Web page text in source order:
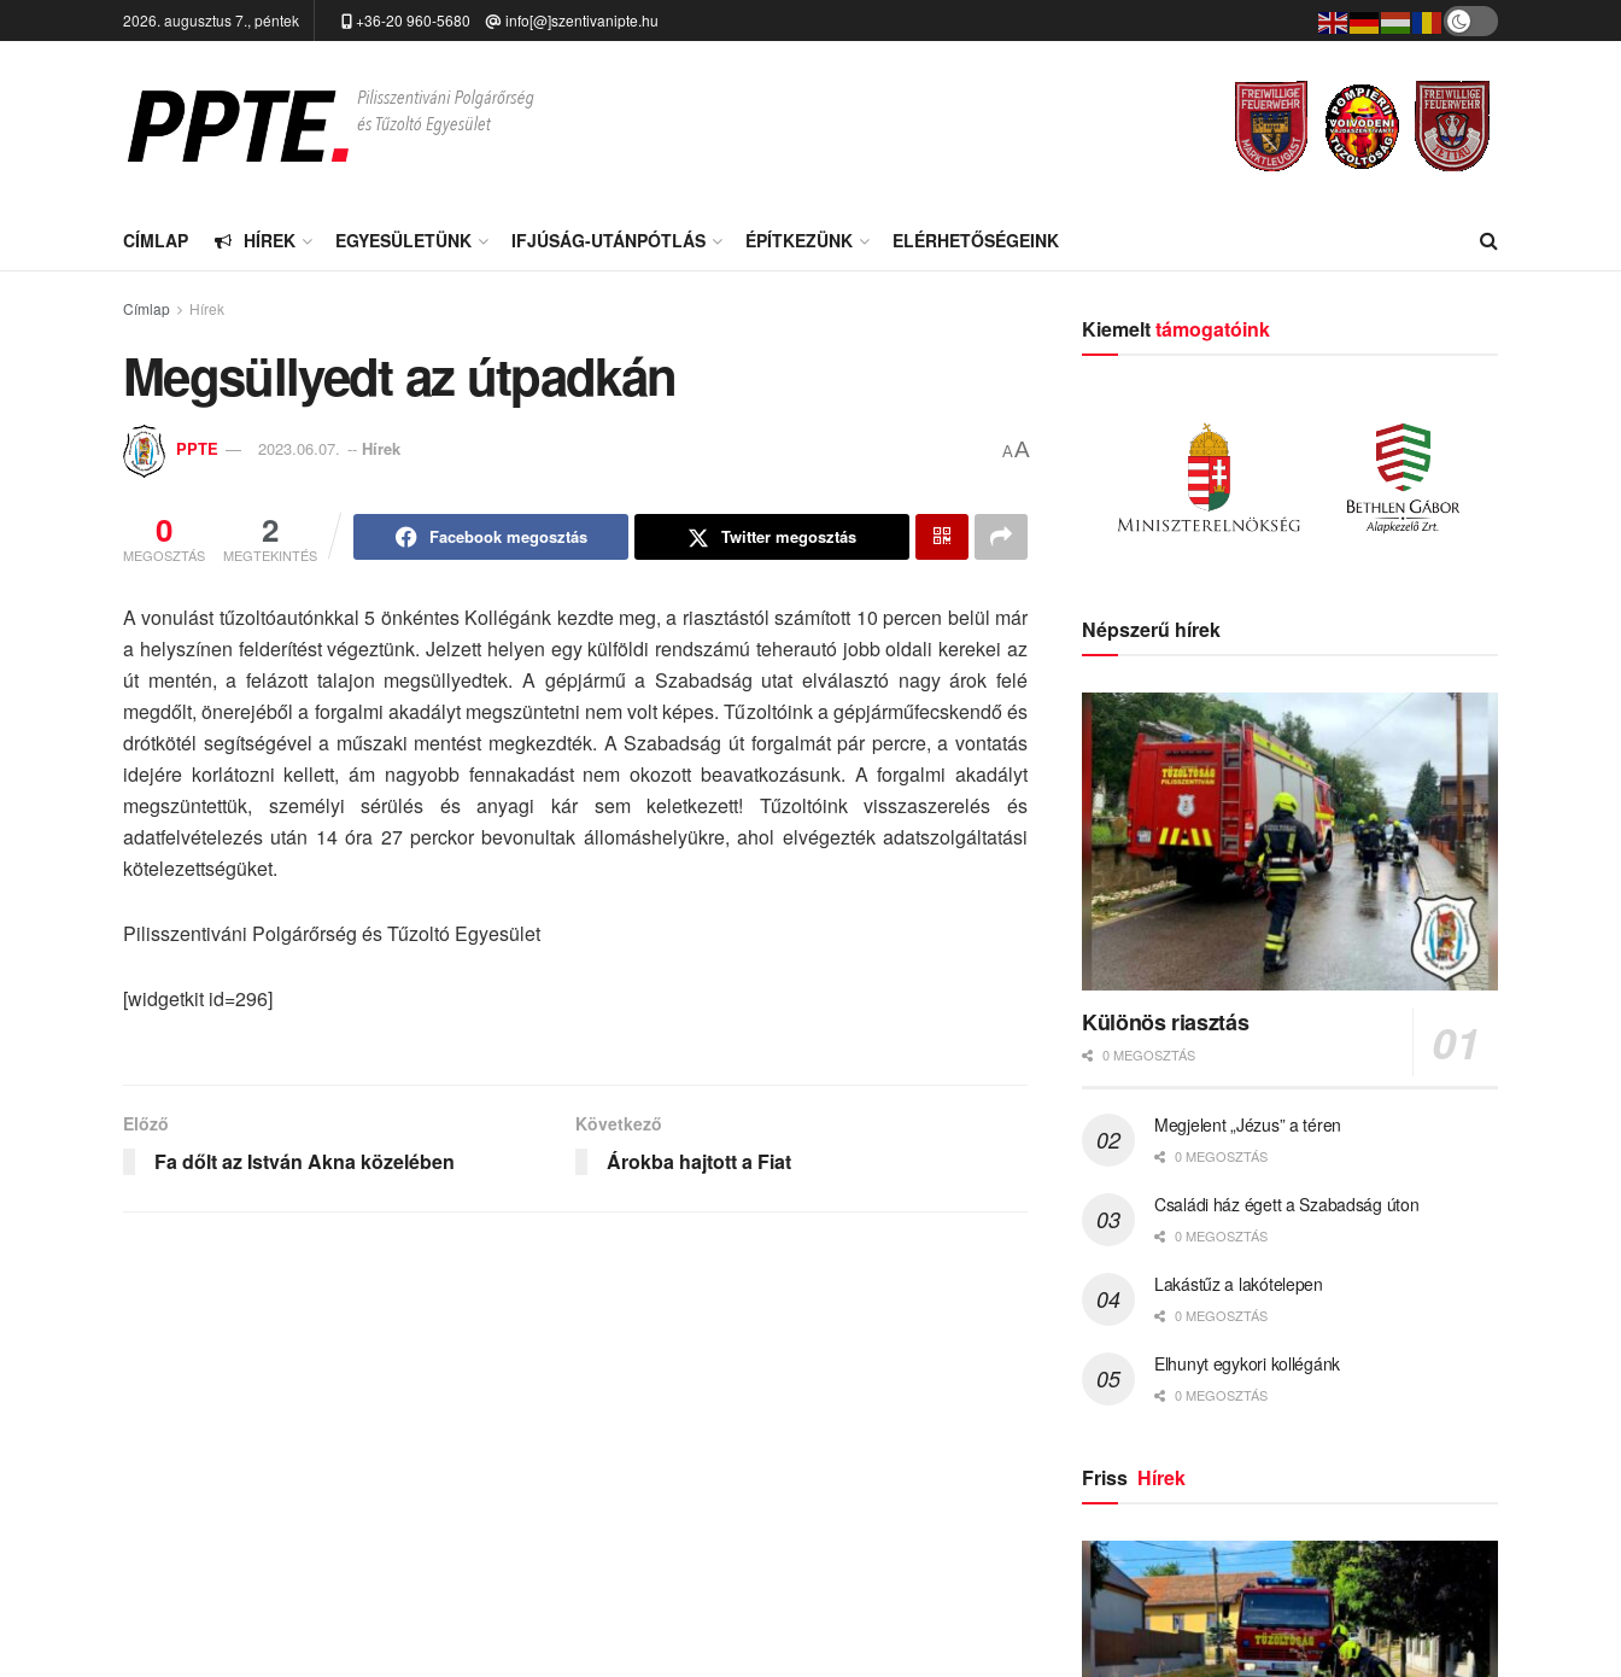
2026. augusztus 7., péntek +36-20 960-5680 info[@]szentivanipte.hu
CÍMLAP HÍREK EGYESÜLETÜNK IFJÚSÁG-UTÁNPÓTLÁS ÉPÍTKEZÜNK ELÉRHETŐSÉGEINK
Címlap Hírek
Megsüllyedt az útpadkán
PPTE 2023.06.07. -- Hírek AA
0
MEGOSZTÁS
2
MEGTEKINTÉS
Facebook megosztás Twitter megosztás
A vonulást tűzoltóautónkkal 5 önkéntes Kollégánk kezdte meg, a riasztástól számított 10 percen belül már
a helyszínen felderítést végeztünk. Jelzett helyen egy külföldi rendszámú teherautó jobb oldali kerekei az
út mentén, a felázott talajon megsüllyedtek. A gépjármű a Szabadság utat elválasztó nagy árok felé
megdőlt, önerejéből a forgalmi akadályt megszüntetni nem volt képes. Tűzoltóink a gépjárműfecskendő és
drótkötél segítségével a műszaki mentést megkezdték. A Szabadság út forgalmát pár percre, a vontatás
idejére korlátozni kellett, ám nagyobb fennakadást nem okozott beavatkozásunk. A forgalmi akadályt
megszüntettük, személyi sérülés és anyagi kár sem keletkezett! Tűzoltóink visszaszerelés és
adatfelvételezés után 14 óra 27 perckor bevonultak állomáshelyükre, ahol elvégezték adatszolgáltatási
kötelezettségüket.
Pilisszentiváni Polgárőrség és Tűzoltó Egyesület
[widgetkit id=296]
Előző
Fa dőlt az István Akna közelében
Következő
Árokba hajtott a Fiat
Kiemelttámogatóink
Népszerű hírek
Különös riasztás
0 MEGOSZTÁS
Megjelent „Jézus” a téren
0 MEGOSZTÁS
Családi ház égett a Szabadság úton
0 MEGOSZTÁS
Lakástűz a lakótelepen
0 MEGOSZTÁS
Elhunyt egykori kollégánk
0 MEGOSZTÁS
Friss Hírek